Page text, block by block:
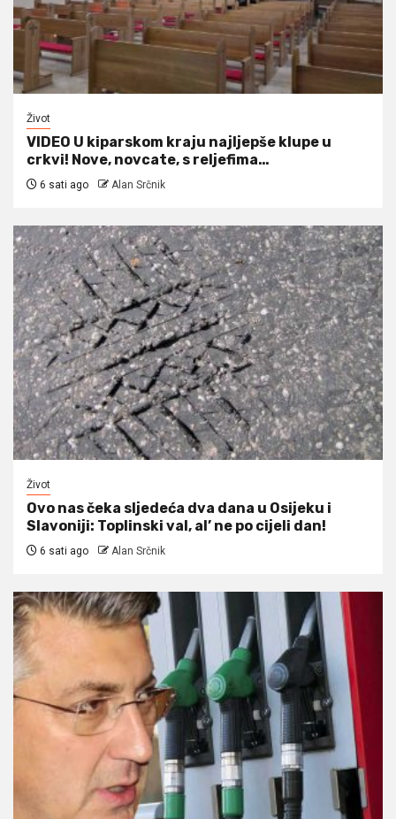
Život
VIDEO U kiparskom kraju najljepše klupe u
crkvi! Nove, novcate, s reljefima…
6 sati ago Alan Srčnik
Život
Ovo nas čeka sljedeća dva dana u Osijeku i
Slavoniji: Toplinski val, al’ ne po cijeli dan!
6 sati ago Alan Srčnik